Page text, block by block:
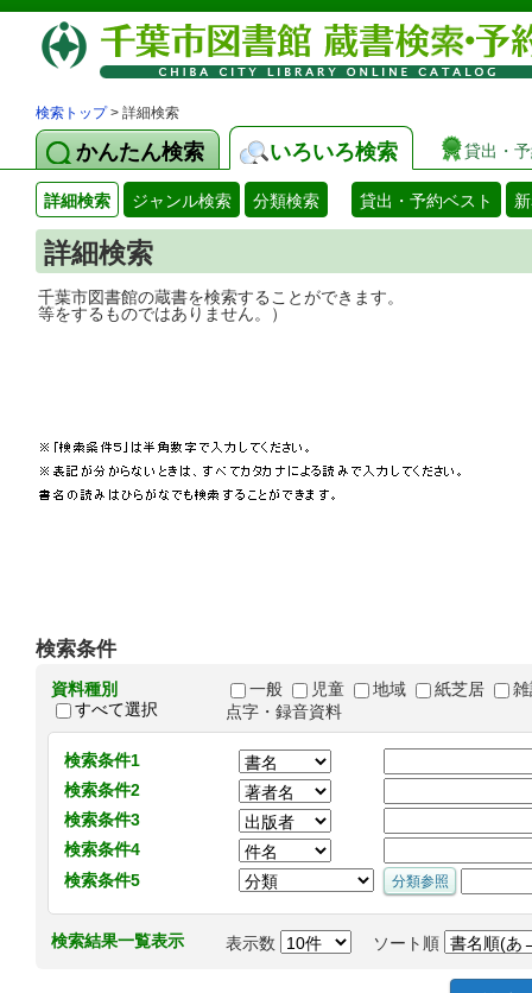
検索トップ> 詳細検索
かんたん検索 いろいろ検索 貸出・
詳細検索 ジャンル検索 分類検索 貸出・予約ベスト
詳細検索
千葉市図書館の蔵書を検索することがで
等をするものではありません。）
検索条件
資料種別
すべて選択
一般 児童 地域 紙芝居
点字・録音資料
検索条件1
検索条件2
検索条件3
検索条件4
検索条件5
検索結果一覧表示 表示数 ソート順